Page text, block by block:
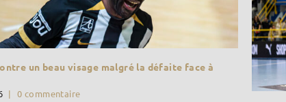
un beau visage malgré la défaite face à
| 0 commentaire